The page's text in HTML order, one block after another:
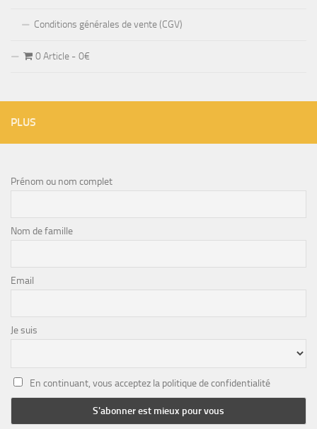
Conditions générales de vente (CGV)
0 Article 0€
PLUS
Prénom ou nom complet
Nom de famille
Email
Je suis
En continuant, vous acceptez la politique de confidentialité